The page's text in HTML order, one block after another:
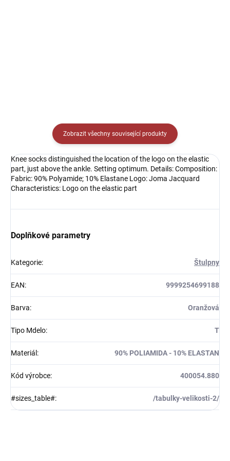
Zobrazit všechny související produkty
Knee socks distinguished the location of the logo on the elastic
part, just above the ankle. Setting optimum. Details: Composition:
Fabric: 90% Polyamide; 10% Elastane Logo: Joma Jacquard
Characteristics: Logo on the elastic part
Doplňkové parametry
Kategorie: Štulpny
EAN: 9999254699188
Barva: Oranžová
Tipo Mdelo: T
Materiál : 90% POLIAMIDA - 10% ELASTAN
Kód výrobce: 400054.880
#sizes_table#: /tabulky-velikosti-2/